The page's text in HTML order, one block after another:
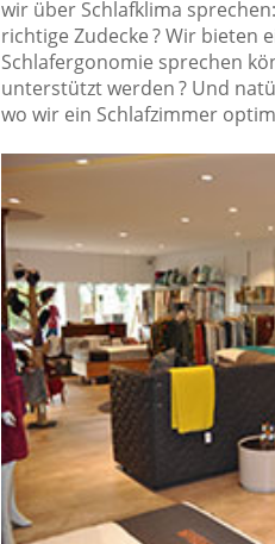
wir über Schlafklima
richtige Zudecke ? Wir bieten
Schlafergonomie sprechen
unterstützt werden ? Und
wo wir ein Schlafzimmer